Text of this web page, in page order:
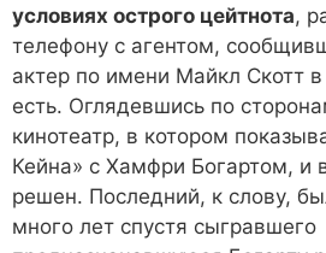
условиях острого цейтнота,
телефону с агентом,
актер по имени Майкл Скотт
есть. Оглядевшись по
кинотеатр, в котором
Кейна» с Хамфри Богартом, и
решен. Последний, к слову,
много лет спустя сыгравшего